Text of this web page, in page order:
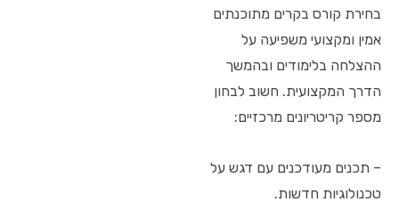
בחירת קורס בקרים מתוכנתים
אמין ומקצועי משפיעה על
ההצלחה בלימודים ובהמשך
הדרך המקצועית. חשוב לבחון
מספר קריטריונים מרכזיים:
– תכנים מעודכנים עם דגש על
טכנולוגיות חדשות.